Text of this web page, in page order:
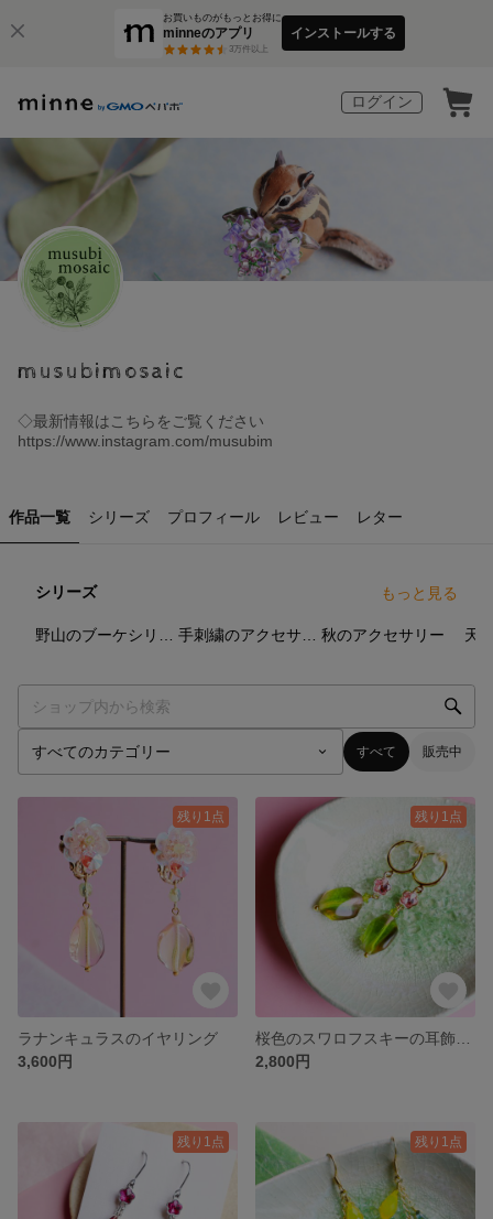
お買いものがもっとお得に
minneのアプリ
3万件以上
インストールする
ログイン
musubimosaic
◇最新情報はこちらをご覧ください
https://www.instagram.com/musubim
作品一覧 シリーズ プロフィール レビュー レター
シリーズ もっと見る
秋のアクセサリー
すべて 販売中
残り1点
ラナンキュラスのイヤリング
3,600円
残り1点
2,800円
残り1点 残り1点